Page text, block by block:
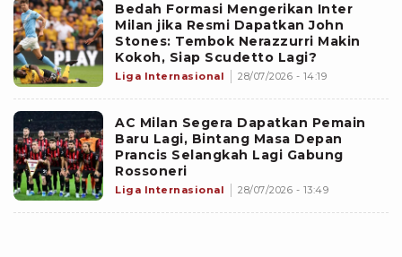
Bedah Formasi Mengerikan Inter
Milan jika Resmi Dapatkan John
Stones: Tembok Nerazzurri Makin
Kokoh, Siap Scudetto Lagi?
Liga Internasional 28/07/2026 - 14:19
AC Milan Segera Dapatkan Pemain
Baru Lagi, Bintang Masa Depan
Prancis Selangkah Lagi Gabung
Rossoneri
Liga Internasional 28/07/2026 - 13:49